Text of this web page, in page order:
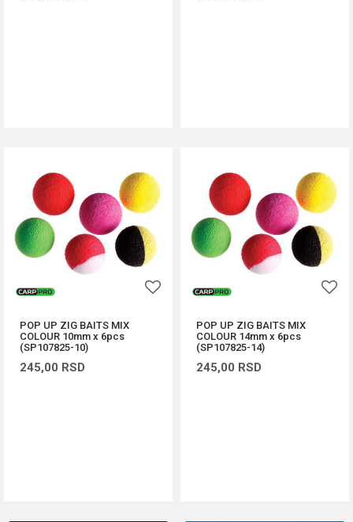
POP UP ZIG BAITS MIX
COLOUR 10mm x 6pcs
(SP107825-10)
245,00 RSD
POP UP ZIG BAITS MIX
COLOUR 14mm x 6pcs
(SP107825-14)
245,00 RSD